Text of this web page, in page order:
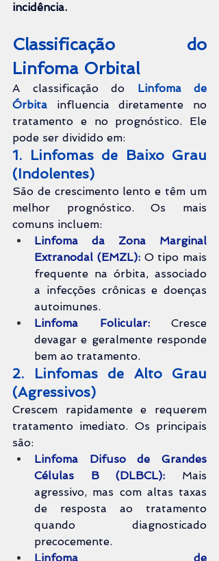
incidência.
Classificação do
Linfoma Orbital
A classificação do Linfoma de
Órbita influencia diretamente no
tratamento e no prognóstico. Ele
pode ser dividido em:
1. Linfomas de Baixo Grau
(Indolentes)
São de crescimento lento e têm um
melhor prognóstico. Os mais
comuns incluem:
Linfoma da Zona Marginal
Extranodal (EMZL): O tipo mais
frequente na órbita, associado
a infecções crônicas e doenças
autoimunes.
Linfoma Folicular: Cresce
devagar e geralmente responde
bem ao tratamento.
2. Linfomas de Alto Grau
(Agressivos)
Crescem rapidamente e requerem
tratamento imediato. Os principais
são:
Linfoma Difuso de Grandes
Células B (DLBCL): Mais
agressivo, mas com altas taxas
de resposta ao tratamento
quando diagnosticado
precocemente.
Linfoma de